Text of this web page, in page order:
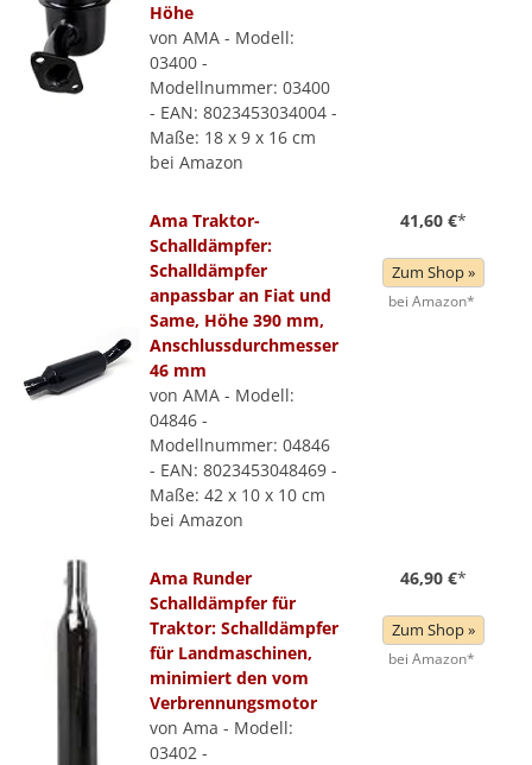
Höhe
von AMA - Modell:
03400 -
Modellnummer: 03400
- EAN: 8023453034004 -
Maße: 18 x 9 x 16 cm
bei Amazon
Ama Traktor-
Schalldämpfer:
Schalldämpfer
anpassbar an Fiat und
Same, Höhe 390 mm,
Anschlussdurchmesser
46 mm
von AMA - Modell:
04846 -
Modellnummer: 04846
- EAN: 8023453048469 -
Maße: 42 x 10 x 10 cm
bei Amazon
41,60 €*
Zum Shop »
bei Amazon*
Ama Runder
Schalldämpfer für
Traktor: Schalldämpfer
für Landmaschinen,
minimiert den vom
Verbrennungsmotor
von Ama - Modell:
03402 -
46,90 €*
Zum Shop »
bei Amazon*